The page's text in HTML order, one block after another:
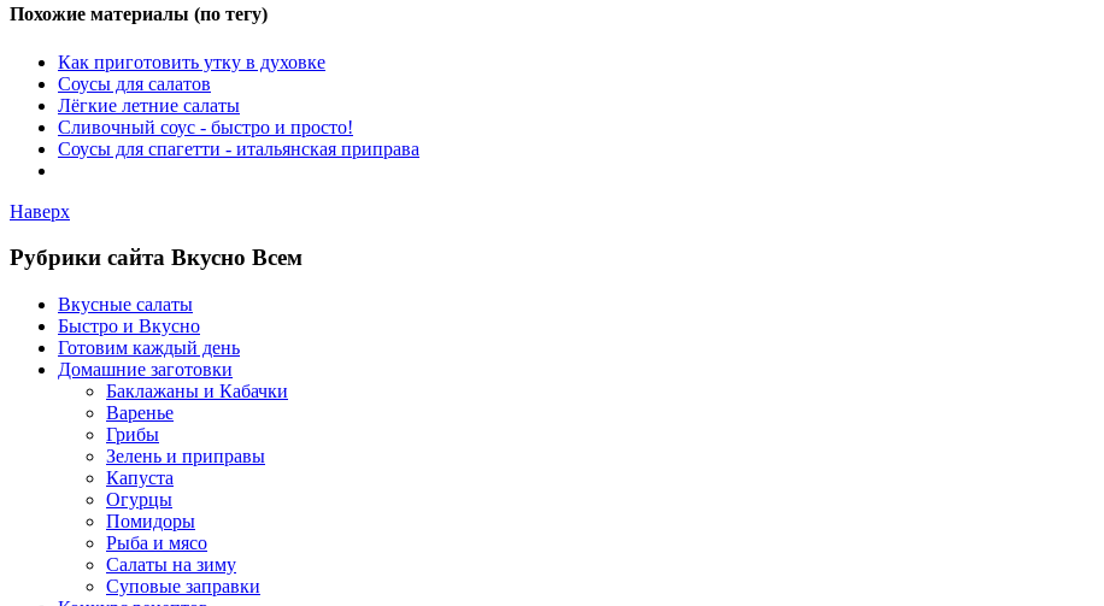
Похожие материалы (по тегу)
Как приготовить утку в духовке
Соусы для салатов
Лёгкие летние салаты
Сливочный соус - быстро и просто!
Соусы для спагетти - итальянская приправа
Наверх
Рубрики сайта Вкусно Всем
Вкусные салаты
Быстро и Вкусно
Готовим каждый день
Домашние заготовки
Баклажаны и Кабачки
Варенье
Грибы
Зелень и приправы
Капуста
Огурцы
Помидоры
Рыба и мясо
Салаты на зиму
Суповые заправки